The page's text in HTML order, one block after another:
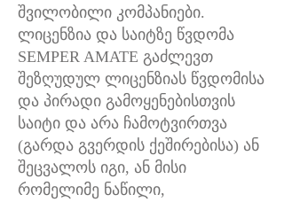
შვილობილი კომპანიები.
ლიცენზია და საიტზე წვდომა
SEMPER AMATE გაძლევთ
შეზღუდულ ლიცენზიას წვდომისა
და პირადი გამოყენებისთვის
საიტი და არა ჩამოტვირთვა
(გარდა გვერდის ქეშირებისა) ან
შეცვალოს იგი, ან მისი
რომელიმე ნაწილი,